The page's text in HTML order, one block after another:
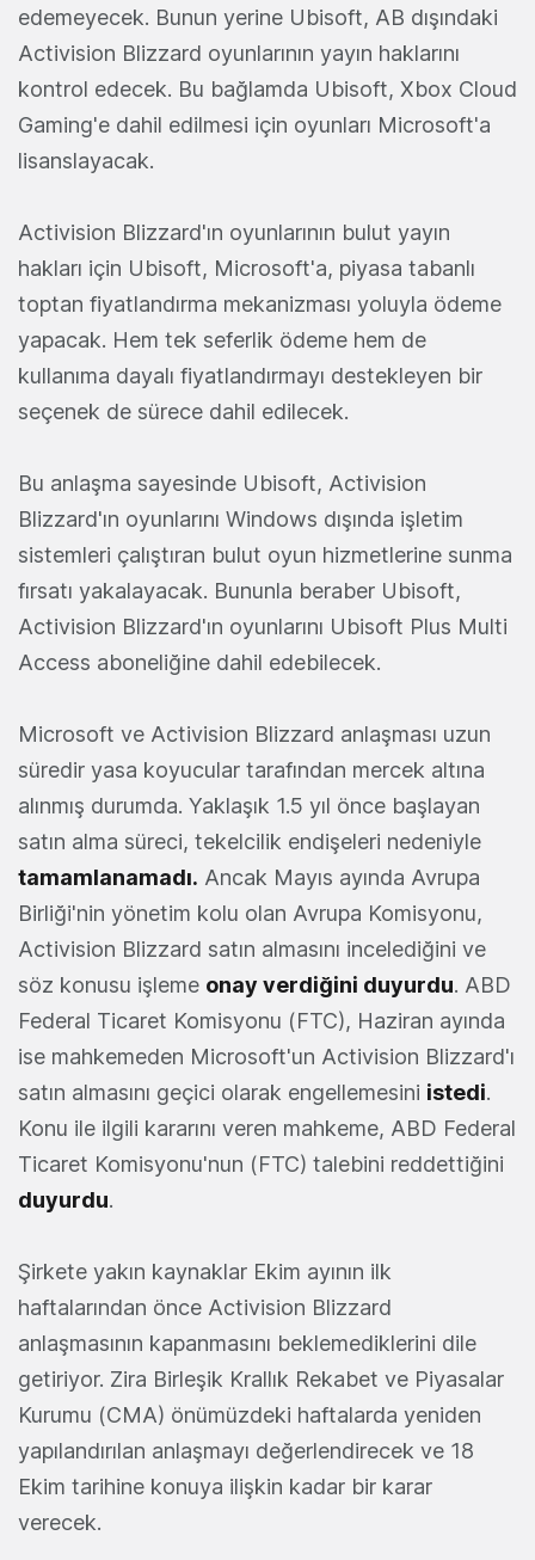
edemeyecek. Bunun yerine Ubisoft, AB dışındaki
Activision Blizzard oyunlarının yayın haklarını
kontrol edecek. Bu bağlamda Ubisoft, Xbox Cloud
Gaming'e dahil edilmesi için oyunları Microsoft'a
lisanslayacak.
Activision Blizzard'ın oyunlarının bulut yayın
hakları için Ubisoft, Microsoft'a, piyasa tabanlı
toptan fiyatlandırma mekanizması yoluyla ödeme
yapacak. Hem tek seferlik ödeme hem de
kullanıma dayalı fiyatlandırmayı destekleyen bir
seçenek de sürece dahil edilecek.
Bu anlaşma sayesinde Ubisoft, Activision
Blizzard'ın oyunlarını Windows dışında işletim
sistemleri çalıştıran bulut oyun hizmetlerine sunma
fırsatı yakalayacak. Bununla beraber Ubisoft,
Activision Blizzard'ın oyunlarını Ubisoft Plus Multi
Access aboneliğine dahil edebilecek.
Microsoft ve Activision Blizzard anlaşması uzun
süredir yasa koyucular tarafından mercek altına
alınmış durumda. Yaklaşık 1.5 yıl önce başlayan
satın alma süreci, tekelcilik endişeleri nedeniyle
tamamlanamadı. Ancak Mayıs ayında Avrupa
Birliği'nin yönetim kolu olan Avrupa Komisyonu,
Activision Blizzard satın almasını incelediğini ve
söz konusu işleme onay verdiğini duyurdu. ABD
Federal Ticaret Komisyonu (FTC), Haziran ayında
ise mahkemeden Microsoft'un Activision Blizzard'ı
satın almasını geçici olarak engellemesini istedi.
Konu ile ilgili kararını veren mahkeme, ABD Federal
Ticaret Komisyonu'nun (FTC) talebini reddettiğini
duyurdu.
Şirkete yakın kaynaklar Ekim ayının ilk
haftalarından önce Activision Blizzard
anlaşmasının kapanmasını beklemediklerini dile
getiriyor. Zira Birleşik Krallık Rekabet ve Piyasalar
Kurumu (CMA) önümüzdeki haftalarda yeniden
yapılandırılan anlaşmayı değerlendirecek ve 18
Ekim tarihine konuya ilişkin kadar bir karar
verecek.